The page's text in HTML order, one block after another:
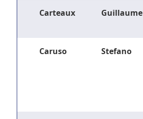
Carteaux Guillaume
Caruso Stefano